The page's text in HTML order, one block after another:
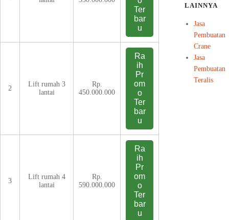
Ter
bar
u
2
Lift rumah 3
lantai
Rp.
450.000.000
Ra
ih
Pr
om
o
Ter
bar
u
3
Lift rumah 4
lantai
Rp.
590.000.000
Ra
ih
Pr
om
o
Ter
bar
u
LAINNYA
Jasa
Pembuatan
Crane
Jasa
Pembuatan
Teralis